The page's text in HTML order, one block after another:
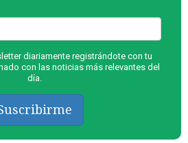
diariamente registrándote con tu
con las noticias más relevantes del
día.